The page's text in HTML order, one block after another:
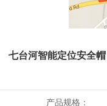
七台河智能定位安全帽
产品规格：